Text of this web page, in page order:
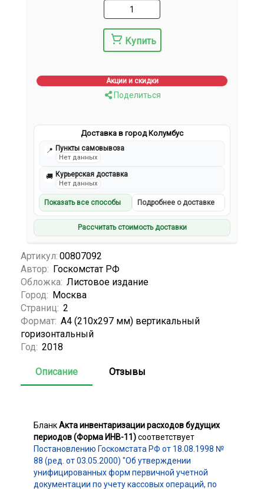
Купить
Акции и скидки
Поделиться
Доставка в город Колумбус
📍 Пункты самовывоза
Нет данных
🚚 Курьерская доставка
Нет данных
Показать все способы Подробнее о доставке
Рассчитать стоимость доставки
Артикул: 00807092
Автор: Госкомстат РФ
Обложка: Листовое издание
Город: Москва
Страниц: 2
Формат: А4 (210x297 мм) вертикальный
горизонтальный
Год: 2018
Описание Отзывы
БланкАкта инвентаризации расходов будущих
периодов (Форма ИНВ-11)соответствует
Постановлению Госкомстата РФ от 18.08.1998 №
88 (ред. от 03.05.2000) "Об утверждении
унифицированных форм первичной учетной
документации по учету кассовых операций, по